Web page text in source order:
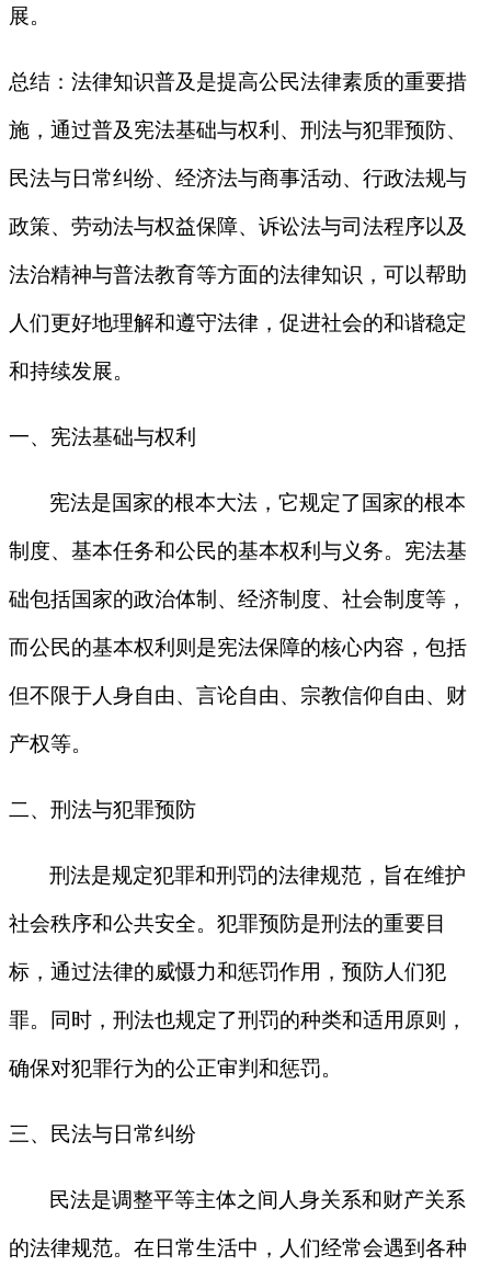
展。
总结：法律知识普及是提高公民法律素质的重要措
施，通过普及宪法基础与权利、刑法与犯罪预防、
民法与日常纠纷、经济法与商事活动、行政法规与
政策、劳动法与权益保障、诉讼法与司法程序以及
法治精神与普法教育等方面的法律知识，可以帮助
人们更好地理解和遵守法律，促进社会的和谐稳定
和持续发展。
一、宪法基础与权利
宪法是国家的根本大法，它规定了国家的根本
制度、基本任务和公民的基本权利与义务。宪法基
础包括国家的政治体制、经济制度、社会制度等，
而公民的基本权利则是宪法保障的核心内容，包括
但不限于人身自由、言论自由、宗教信仰自由、财
产权等。
二、刑法与犯罪预防
刑法是规定犯罪和刑罚的法律规范，旨在维护
社会秩序和公共安全。犯罪预防是刑法的重要目
标，通过法律的威慑力和惩罚作用，预防人们犯
罪。同时，刑法也规定了刑罚的种类和适用原则，
确保对犯罪行为的公正审判和惩罚。
三、民法与日常纠纷
民法是调整平等主体之间人身关系和财产关系
的法律规范。在日常生活中，人们经常会遇到各种